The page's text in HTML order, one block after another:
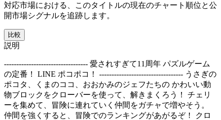
対応市場における、このタイトルの現在のチャート順位と公
開市場シグナルを追跡します。
比較
説明
---------------------------------- 愛されすぎて11周年 パズルゲーム
の定番！ LINE ポコポコ！ ---------------------------------- うさぎの
ポコタ、くまのココ、おおかみのジェフたちの かわいい動
物ブロックをクローバーを使って、解きまくろう！ チェリ
ーを集めて、冒険に連れていく仲間をガチャで増やそう。
仲間を強くすると、冒険でのランキングがあがるぞ！ クロ